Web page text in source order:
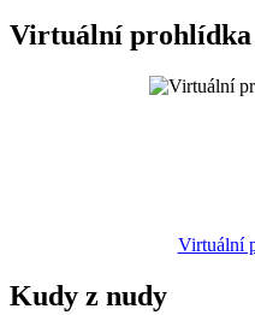
Virtuální prohlídka
Virtuální
Kudy z nudy